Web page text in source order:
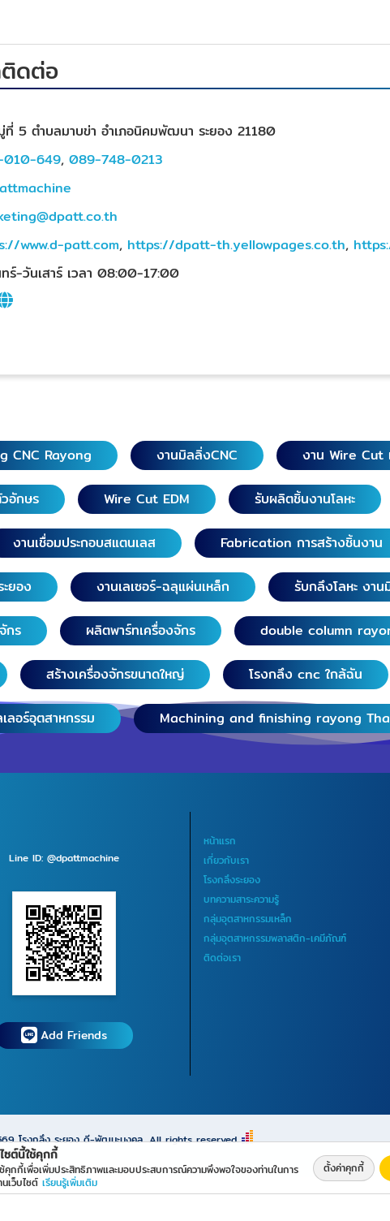
ดต่อ
ที่ 5 ตำบลมาบข่า อำเภอนิคมพัฒนา ระยอง 21180
649, 089-748-0213
www.d-patt.com, https://dpatt-th.yellowpages.co.th,
ร์-วันเสาร์ เวลา 08:00-17:00
CNC Rayong งานมิลลิ่งCNC งาน Wire Cut
อักษร Wire Cut EDM รับผลิตชิ้นงานโลหะ
งานเชื่อมประกอบสแตนเลส Fabrication การสร้างชิ้นงาน
ยอง งานเลเซอร์-ฉลุแผ่นเหล็ก รับกลึงโลหะ งาน
กร ผลิตพาร์ทเครื่องจักร double column
สร้างเครื่องจักรขนาดใหญ่ โรงกลึง cnc ใกล้ฉัน
ลอร์อุตสาหกรรม Machining and finishing rayong
Line ID: @dpattmachine
Add Friends
หน้าแรก
เกี่ยวกับเรา
โรงกลึงระยอง
บทความสาระความรู้
กลุ่มอุตสาหกรรมเหล็ก
กลุ่มอุตสาหกรรมพลาสติก-เคมีภัณฑ์
ติดต่อเรา
โรงกลึง ระยอง ดี-พัฒนะมงคล All rights reserved.
ซต์นี้ใช้คุกกี้
ช้คุกกี้เพื่อเพิ่มประสิทธิภาพและมอบประสบการณ์ความพึงพอใจของท่านในการ
นเว็บไซต์ เรียนรู้เพิ่มเติม
ตั้งค่าคุกกี้